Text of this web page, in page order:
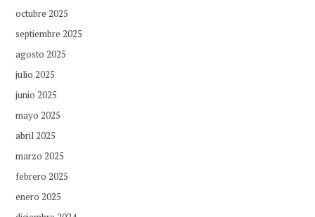
octubre 2025
septiembre 2025
agosto 2025
julio 2025
junio 2025
mayo 2025
abril 2025
marzo 2025
febrero 2025
enero 2025